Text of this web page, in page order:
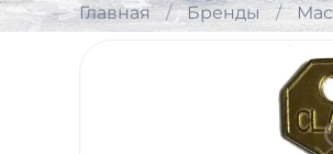
Главная Бренды